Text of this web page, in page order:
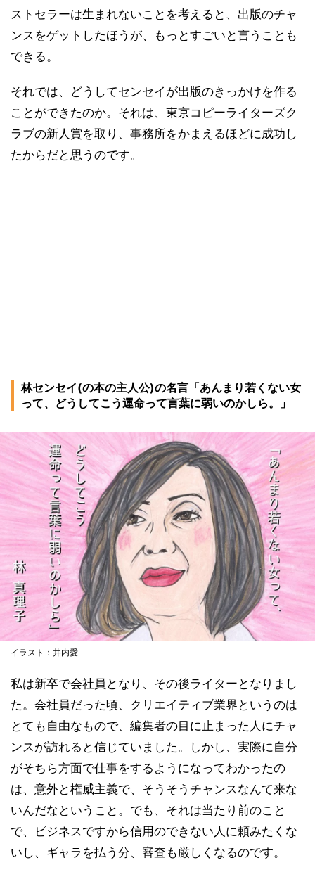
ストセラーは生まれないことを考えると、出版のチャ
ンスをゲットしたほうが、もっとすごいと言うことも
できる。
それでは、どうしてセンセイが出版のきっかけを作る
ことができたのか。それは、東京コピーライターズク
ラブの新人賞を取り、事務所をかまえるほどに成功し
たからだと思うのです。
林センセイ(の本の主人公)の名言「あんまり若くない女
って、どうしてこう運命って言葉に弱いのかしら。」
イラスト：井内愛
私は新卒で会社員となり、その後ライターとなりまし
た。会社員だった頃、クリエイティブ業界というのは
とても自由なもので、編集者の目に止まった人にチャ
ンスが訪れると信じていました。しかし、実際に自分
がそちら方面で仕事をするようになってわかったの
は、意外と権威主義で、そうそうチャンスなんて来な
いんだなということ。でも、それは当たり前のこと
で、ビジネスですから信用のできない人に頼みたくな
いし、ギャラを払う分、審査も厳しくなるのです。